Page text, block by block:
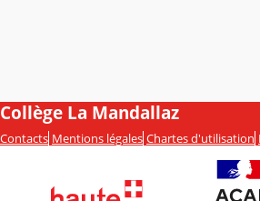
Collège La Mandallaz
Contacts Mentions légales Chartes d'utilisation